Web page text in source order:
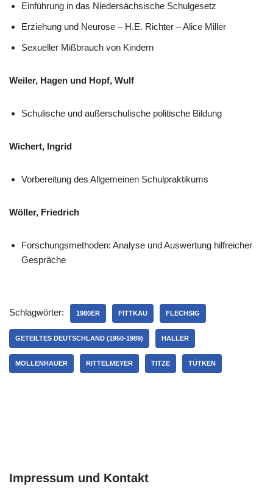
Einführung in das Niedersächsische Schulgesetz
Erziehung und Neurose – H.E. Richter – Alice Miller
Sexueller Mißbrauch von Kindern
Weiler, Hagen und Hopf, Wulf
Schulische und außerschulische politische Bildung
Wichert, Ingrid
Vorbereitung des Allgemeinen Schulpraktikums
Wöller, Friedrich
Forschungsmethoden: Analyse und Auswertung hilfreicher
Gespräche
Schlagwörter: 1980ER FITTKAU FLECHSIG
GETEILTES DEUTSCHLAND (1950-1989) HALLER
MOLLENHAUER RITTELMEYER TITZE TÜTKEN
Impressum und Kontakt